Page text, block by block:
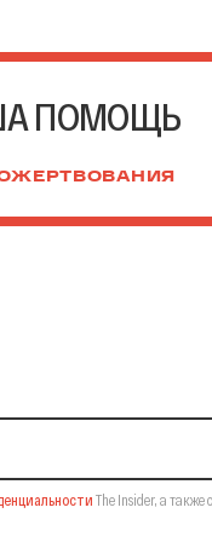
ПОМОЩЬ
The Insider, а также